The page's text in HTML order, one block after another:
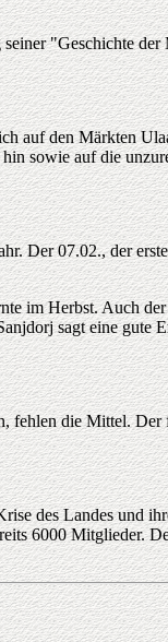
"Geschichte
auf den Märkten
sowie auf die
Der 07.02., der
im Herbst. Auch
sagt eine gute
fehlen die Mittel.
des Landes und
6000 Mitglieder.